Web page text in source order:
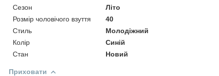
Сезон
Літо
Розмір чоловічого взуття
40
Стиль
Молодіжний
Колір
Синій
Стан
Новий
Приховати